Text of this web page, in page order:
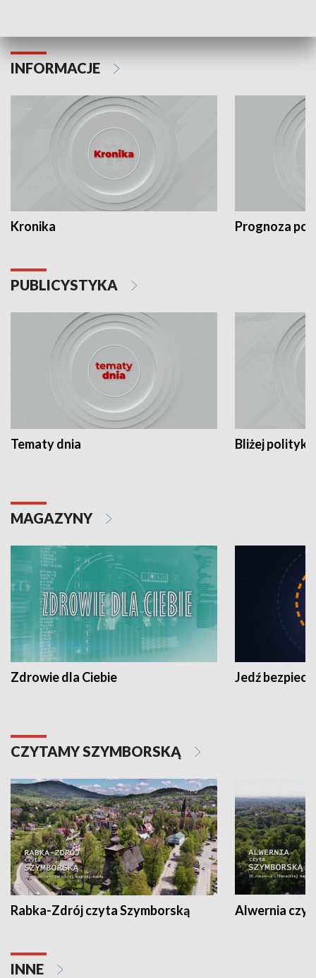
INFORMACJE
Kronika Prognoza
PUBLICYSTYKA
Tematy dnia Bliżej polityki
MAGAZYNY
Zdrowie dla Ciebie Jedź
CZYTAMY SZYMBORSKĄ
Rabka-Zdrój czyta Szymborską Alwernia
INNE